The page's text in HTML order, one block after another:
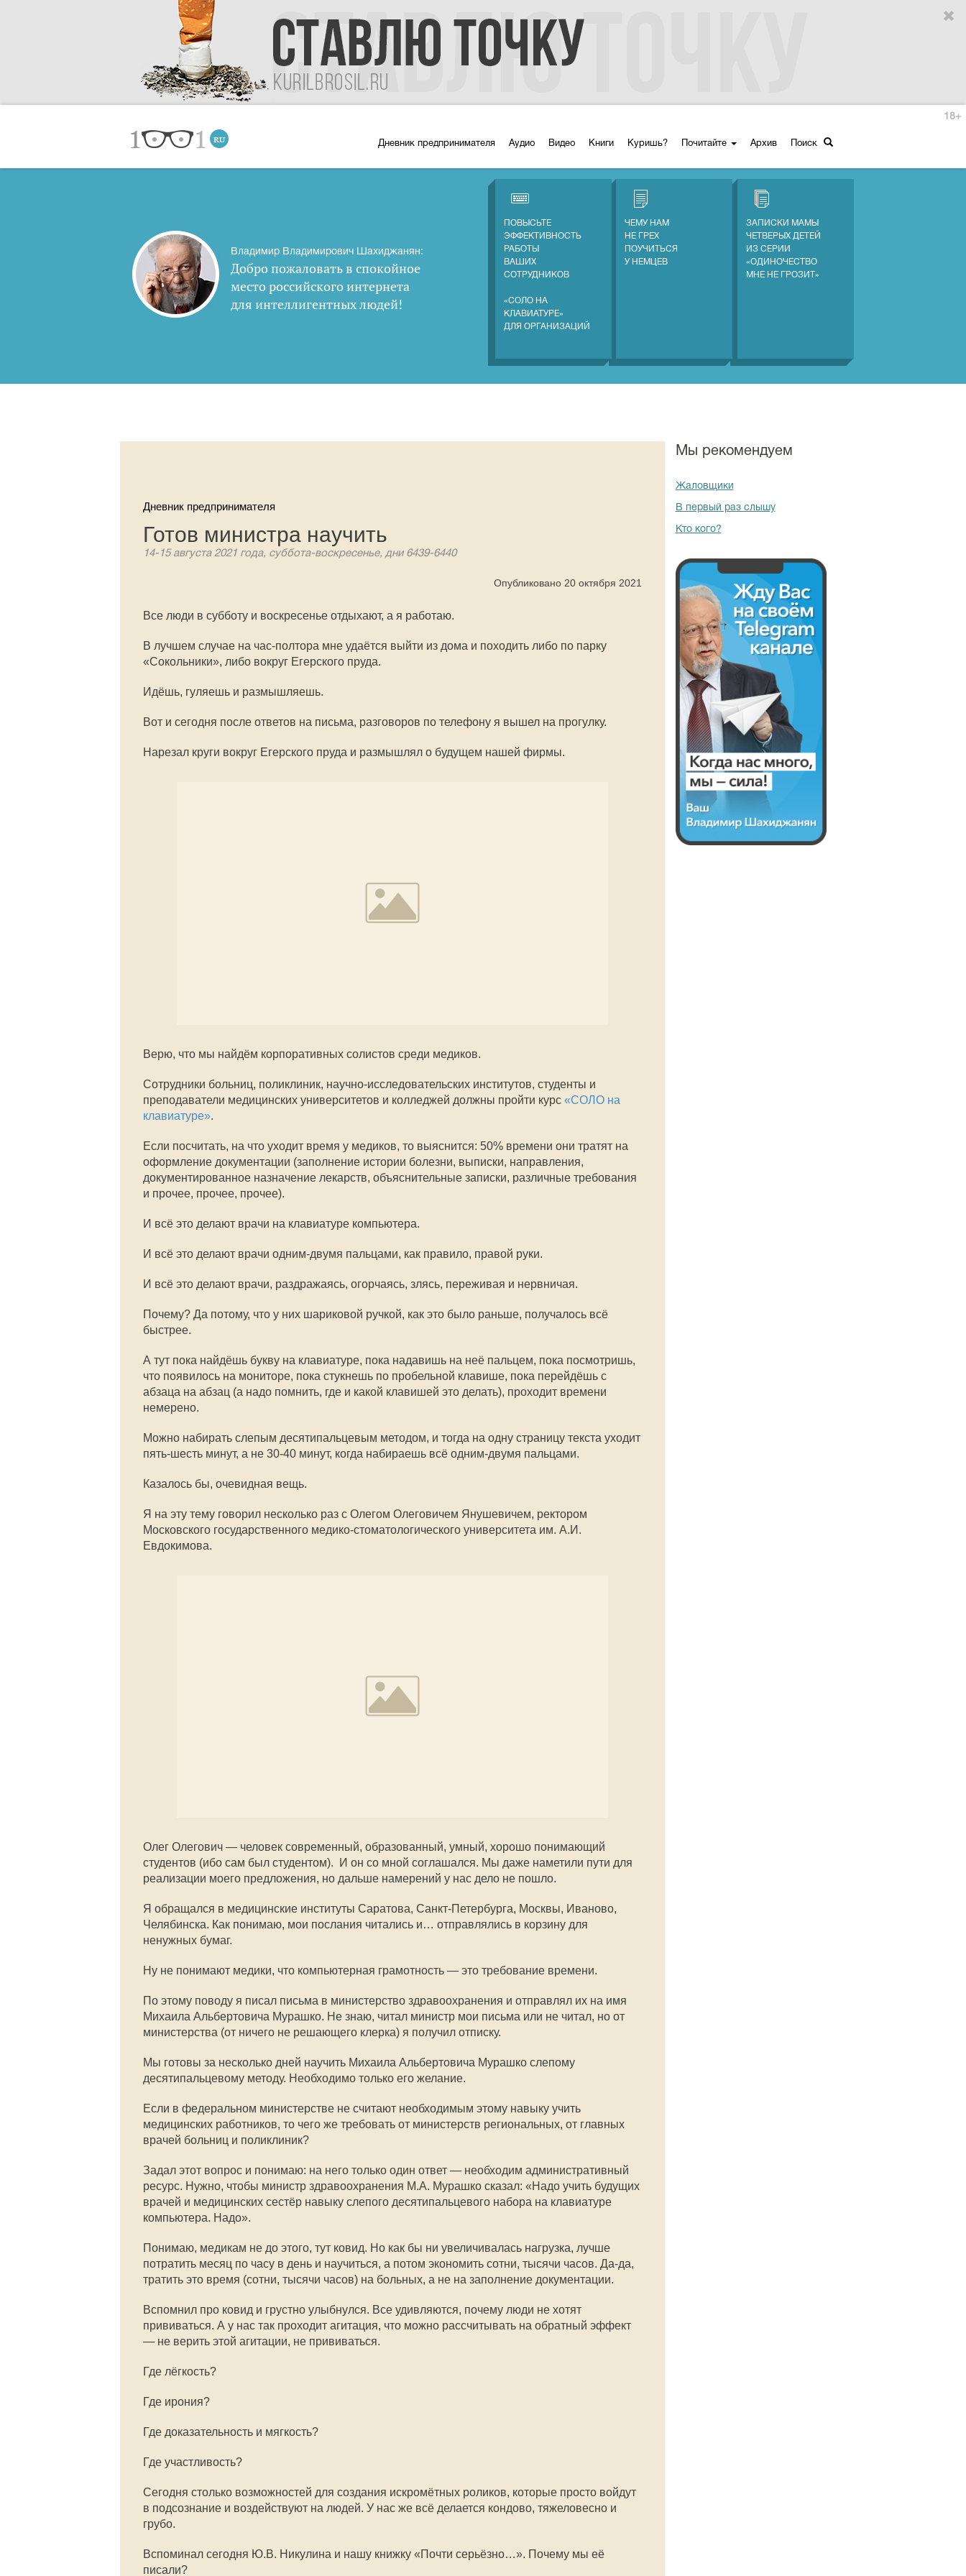
Дневник предпринимателя Аудио Видео Книги Куришь? Почитайте Архив Поиск
18+
Владимир Владимирович Шахиджанян:
Добро пожаловать в спокойное
место российского интернета
для интеллигентных людей!
ПОВЫСЬТЕ
ЭФФЕКТИВНОСТЬ
РАБОТЫ
ВАШИХ
СОТРУДНИКОВ
«СОЛО НА
КЛАВИАТУРЕ»
ДЛЯ ОРГАНИЗАЦИЙ
ЧЕМУ НАМ
НЕ ГРЕХ
ПОУЧИТЬСЯ
У НЕМЦЕВ
ЗАПИСКИ МАМЫ
ЧЕТВЕРЫХ ДЕТЕЙ
ИЗ СЕРИИ
«ОДИНОЧЕСТВО
МНЕ НЕ ГРОЗИТ»
Дневник предпринимателя
Готов министра научить
14-15 августа 2021 года, суббота-воскресенье, дни 6439-6440
Опубликовано 20 октября 2021
Все люди в субботу и воскресенье отдыхают, а я работаю.
В лучшем случае на час-полтора мне удаётся выйти из дома и походить либо по парку
«Сокольники», либо вокруг Егерского пруда.
Идёшь, гуляешь и размышляешь.
Вот и сегодня после ответов на письма, разговоров по телефону я вышел на прогулку.
Нарезал круги вокруг Егерского пруда и размышлял о будущем нашей фирмы.
Верю, что мы найдём корпоративных солистов среди медиков.
Сотрудники больниц, поликлиник, научно-исследовательских институтов, студенты и
преподаватели медицинских университетов и колледжей должны пройти курс «СОЛО на
клавиатуре».
Если посчитать, на что уходит время у медиков, то выяснится: 50% времени они тратят на
оформление документации (заполнение истории болезни, выписки, направления,
документированное назначение лекарств, объяснительные записки, различные требования
и прочее, прочее, прочее).
И всё это делают врачи на клавиатуре компьютера.
И всё это делают врачи одним-двумя пальцами, как правило, правой руки.
И всё это делают врачи, раздражаясь, огорчаясь, злясь, переживая и нервничая.
Почему? Да потому, что у них шариковой ручкой, как это было раньше, получалось всё
быстрее.
А тут пока найдёшь букву на клавиатуре, пока надавишь на неё пальцем, пока посмотришь,
что появилось на мониторе, пока стукнешь по пробельной клавише, пока перейдёшь с
абзаца на абзац (а надо помнить, где и какой клавишей это делать), проходит времени
немерено.
Можно набирать слепым десятипальцевым методом, и тогда на одну страницу текста уходит
пять-шесть минут, а не 30-40 минут, когда набираешь всё одним-двумя пальцами.
Казалось бы, очевидная вещь.
Я на эту тему говорил несколько раз с Олегом Олеговичем Янушевичем, ректором
Московского государственного медико-стоматологического университета им. А.И.
Евдокимова.
Олег Олегович — человек современный, образованный, умный, хорошо понимающий
студентов (ибо сам был студентом). И он со мной соглашался. Мы даже наметили пути для
реализации моего предложения, но дальше намерений у нас дело не пошло.
Я обращался в медицинские институты Саратова, Санкт-Петербурга, Москвы, Иваново,
Челябинска. Как понимаю, мои послания читались и… отправлялись в корзину для
ненужных бумаг.
Ну не понимают медики, что компьютерная грамотность — это требование времени.
По этому поводу я писал письма в министерство здравоохранения и отправлял их на имя
Михаила Альбертовича Мурашко. Не знаю, читал министр мои письма или не читал, но от
министерства (от ничего не решающего клерка) я получил отписку.
Мы готовы за несколько дней научить Михаила Альбертовича Мурашко слепому
десятипальцевому методу. Необходимо только его желание.
Если в федеральном министерстве не считают необходимым этому навыку учить
медицинских работников, то чего же требовать от министерств региональных, от главных
врачей больниц и поликлиник?
Задал этот вопрос и понимаю: на него только один ответ — необходим административный
ресурс. Нужно, чтобы министр здравоохранения М.А. Мурашко сказал: «Надо учить будущих
врачей и медицинских сестёр навыку слепого десятипальцевого набора на клавиатуре
компьютера. Надо».
Понимаю, медикам не до этого, тут ковид. Но как бы ни увеличивалась нагрузка, лучше
потратить месяц по часу в день и научиться, а потом экономить сотни, тысячи часов. Да-да,
тратить это время (сотни, тысячи часов) на больных, а не на заполнение документации.
Вспомнил про ковид и грустно улыбнулся. Все удивляются, почему люди не хотят
прививаться. А у нас так проходит агитация, что можно рассчитывать на обратный эффект
— не верить этой агитации, не прививаться.
Где лёгкость?
Где ирония?
Где доказательность и мягкость?
Где участливость?
Сегодня столько возможностей для создания искромётных роликов, которые просто войдут
в подсознание и воздействуют на людей. У нас же всё делается кондово, тяжеловесно и
грубо.
Вспоминал сегодня Ю.В. Никулина и нашу книжку «Почти серьёзно…». Почему мы её
писали?
Мы рекомендуем
Жаловщики
В первый раз слышу
Кто кого?